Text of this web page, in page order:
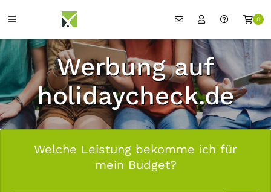
0
Werbung auf
holidaycheck.de
Welche Leistung bekomme ich für
mein Budget?